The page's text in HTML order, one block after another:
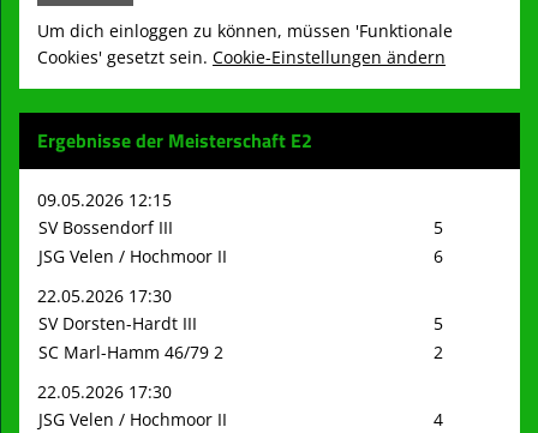
Um dich einloggen zu können, müssen 'Funktionale
Cookies' gesetzt sein. Cookie-Einstellungen ändern
Ergebnisse der Meisterschaft E2
09.05.2026 12:15
SV Bossendorf III
5
JSG Velen / Hochmoor II
6
22.05.2026 17:30
SV Dorsten-Hardt III
5
SC Marl-Hamm 46/79 2
2
22.05.2026 17:30
JSG Velen / Hochmoor II
4